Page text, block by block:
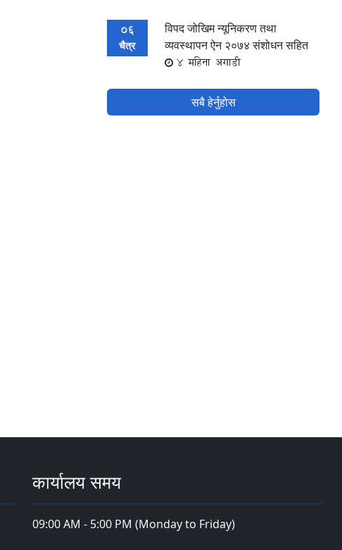
06
चैत्र
विपद जोखिम न्यूनिकरण तथा
व्यवस्थापन ऐन २०७४ संशोधन सहित
4 महिना अगाडी
सबै हेर्नुहोस
कार्यालय समय
09:00 AM - 5:00 PM (Monday to Friday)